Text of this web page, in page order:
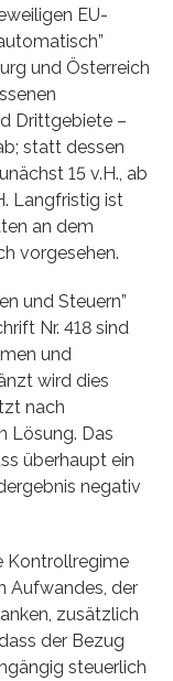
EU-
und Österreich
Drittgebiete –
statt dessen
15 v.H., ab
Langfristig ist
an dem
vorgesehen.
und Steuern”
Nr. 418 sind
und
wird dies
nach
Lösung. Das
überhaupt ein
negativ
Kontrollregime
Aufwandes, der
zusätzlich
der Bezug
steuerlich